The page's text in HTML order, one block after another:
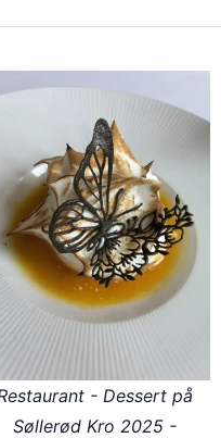
- Dessert på
Søllerød Kro 2025 -